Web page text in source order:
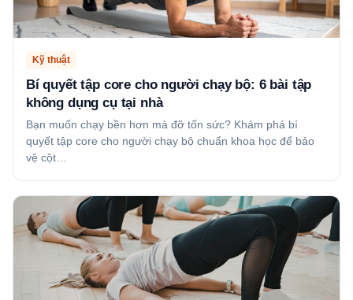
Kỹ thuật
Bí quyết tập core cho người chạy bộ: 6 bài tập
không dụng cụ tại nhà
Bạn muốn chạy bền hơn mà đỡ tốn sức? Khám phá bí
quyết tập core cho người chạy bộ chuẩn khoa học để bảo
vệ cột…